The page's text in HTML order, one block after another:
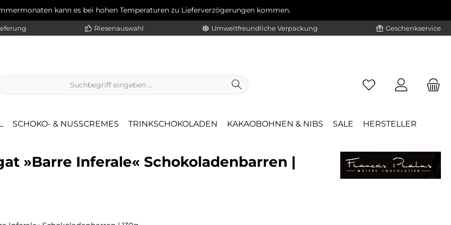
kann es bei hohen Temperaturen zu Lieferverzögerungen kommen.
Riesenauswahl Umweltfreundliche Verpackung Geschenkservice
SCHOKO- & NUSSCREMES TRINKSCHOKOLADEN KAKAOBOHNEN & NIBS SALE HERSTELLER
»Barre Inferale« Schokoladenbarren |